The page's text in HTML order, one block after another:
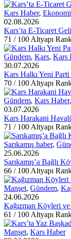
Kars Haber, Ekonomi
02.08.2026
Kars’ta E-Ticaret
71 / 100 Altyapı
Gündem, Kars, Kars
30.07.2026
Kars Halkı Yeni
70 / 100 Altyapı
Gündem, Kars Haber,
03.07.2026
Kars Harakani
71 / 100 Altyapı
Sarıkamış haber,
25.06.2026
Sarıkamış’a Bağlı
66 / 100 Altyapı
Manşet, Gündem,
24.06.2026
Kağızman Köyleri
61 / 100 Altyapı
Manşet, Kars Haber